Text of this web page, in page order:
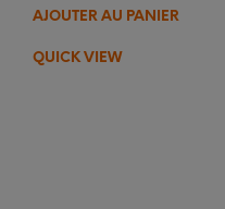
AJOUTER AU PANIER
QUICK VIEW